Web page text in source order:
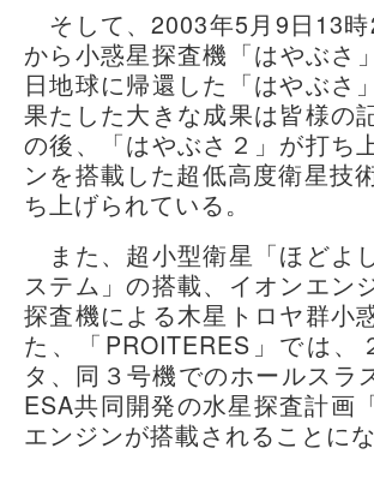
そして、2003年5月9日13
から小惑星探査機「はやぶさ
日地球に帰還した「はやぶさ
果たした大きな成果は皆様の
の後、「はやぶさ２」が打ち
ンを搭載した超低高度衛星技
ち上げられている。
また、超小型衛星「ほどよ
ステム」の搭載、イオンエン
探査機による木星トロヤ群小
た、「PROITERES」では
タ、同３号機でのホールスラ
ESA共同開発の水星探査計画
エンジンが搭載されることにな